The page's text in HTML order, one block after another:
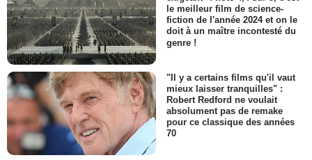
le meilleur film de science-
fiction de l'année 2024 et on le
doit à un maître incontesté du
genre !
"Il y a certains films qu'il vaut
mieux laisser tranquilles" :
Robert Redford ne voulait
absolument pas de remake
pour ce classique des années
70